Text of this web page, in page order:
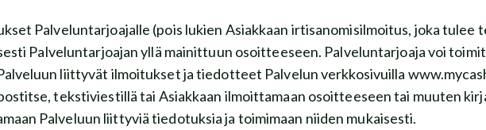
Palveluntarjoajalle (pois lukien Asiakkaan irtisanomisilmoitus, joka tulee
Palveluntarjoajan yllä mainittuun osoitteeseen. Palveluntarjoaja voi
liittyvät ilmoitukset ja tiedotteet Palvelun verkkosivuilla
tekstiviestillä tai Asiakkaan ilmoittamaan osoitteeseen tai muuten
Palveluun liittyviä tiedotuksia ja toimimaan niiden mukaisesti.